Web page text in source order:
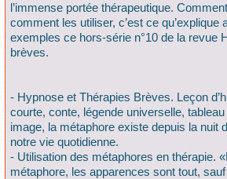
l’immense portée thérapeutique.
comment les utiliser, c’est ce qu’explique
exemples ce hors-série n°10 de la revue
brèves.
- Hypnose et Thérapies Brèves. Leçon
courte, conte, légende universelle,
image, la métaphore existe depuis la nuit
notre vie quotidienne.
- Utilisation des métaphores en thérapie.
métaphore, les apparences sont tout,